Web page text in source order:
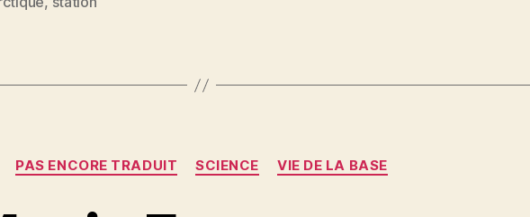
Catégories
PAS ENCORE TRADUIT SCIENCE VIE DE LA BASE